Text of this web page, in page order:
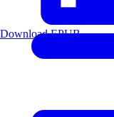
Download EPUB